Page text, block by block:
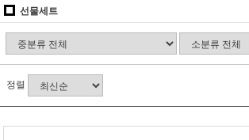
선물세트
정렬